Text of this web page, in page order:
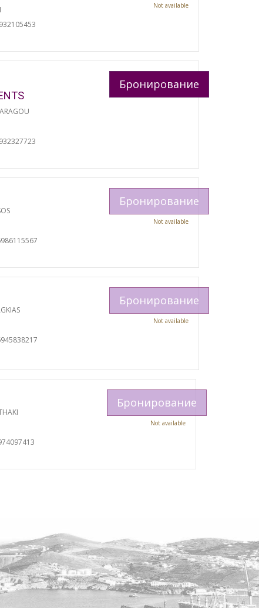
Not available
Бронирование
Бронирование
Not available
Бронирование
Not available
Бронирование
Not available